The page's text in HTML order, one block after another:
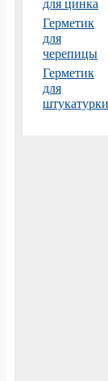
для цинка
Герметик
для
черепицы
Герметик
для
штукатурки